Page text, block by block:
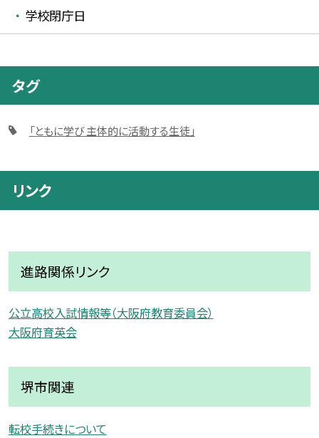
学校閉庁日
タグ
「ともに学び 主体的に活動する生徒」
リンク
進路関係リンク
公立高校入試情報等（大阪府教育委員会）
大阪府育英会
堺市関連
転校手続きについて